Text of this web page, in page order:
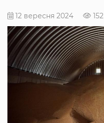
12 вересня 2024 152